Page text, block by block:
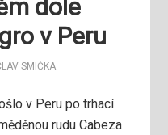
dole
v Peru
SMIČKA
v Peru po trhací
rudu Cabeza